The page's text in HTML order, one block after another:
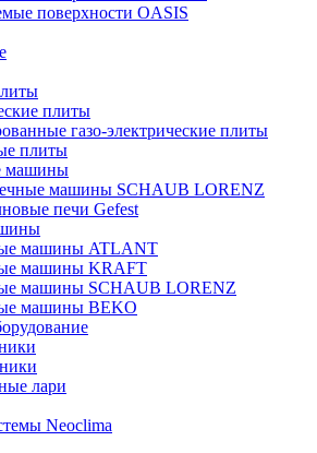
поверхности OASIS
плиты
газо-электрические плиты
плиты
машины
машины SCHAUB LORENZ
печи Gefest
машины ATLANT
машины KRAFT
машины SCHAUB LORENZ
машины BEKO
лари
Neoclima